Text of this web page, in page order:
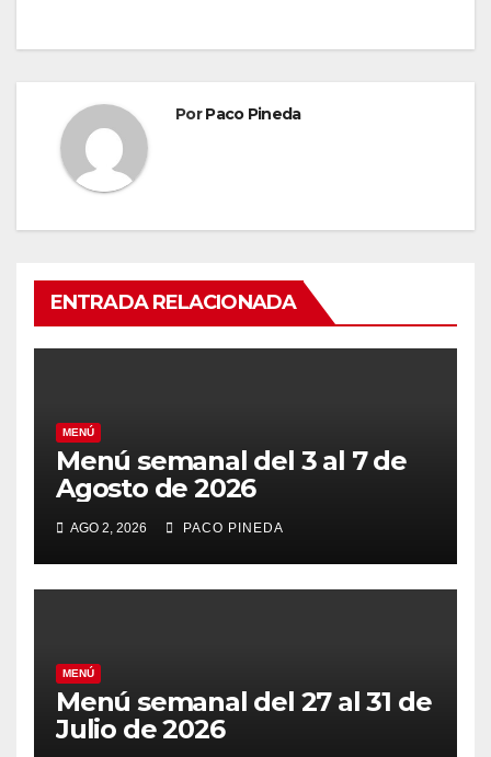
PorPaco Pineda
ENTRADA RELACIONADA
MENÚ
Menú semanal del 3 al 7 de
Agosto de 2026
AGO 2, 2026 PACO PINEDA
MENÚ
Menú semanal del 27 al 31 de
Julio de 2026